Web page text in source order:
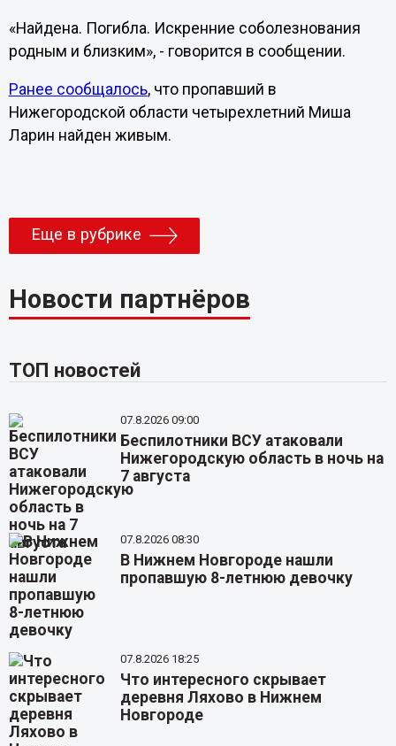
«Найдена. Погибла. Искренние соболезнования
родным и близким», - говорится в сообщении.
Ранее сообщалось, что пропавший в
Нижегородской области четырехлетний Миша
Ларин найден живым.
Еще в рубрике
Новости партнёров
ТОП новостей
07.8.2026 09:00
Беспилотники ВСУ атаковали
Нижегородскую область в ночь на
7 августа
07.8.2026 08:30
В Нижнем Новгороде нашли
пропавшую 8-летнюю девочку
07.8.2026 18:25
Что интересного скрывает
деревня Ляхово в Нижнем
Новгороде